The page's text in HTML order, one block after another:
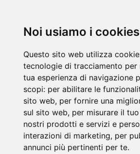
Noi usiamo i cookies
Questo sito web utilizza
tecnologie di tracciamento per
tua esperienza di navigazione
scopi: per abilitare le
sito web, per fornire una
sul sito web, per misurare il
nostri prodotti e servizi e
interazioni di marketing, per
annunci più pertinenti per te.